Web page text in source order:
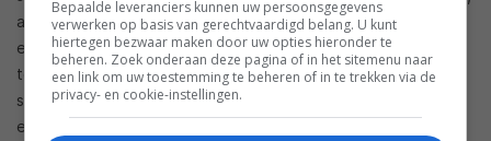
aangezien ze niet waterdicht zijn. Verder raadt Apple aan om
een droge doek te gebruiken in de meeste gevallen en om
tot slot géén bijtende stoffen te gebruiken (die je veelal in
schoonmaakproducten aantreft). Zorg er daarnaast voor dat
er geen vocht in één van de openingen terechtkomt,
Bepaalde leveranciers kunnen uw persoonsgegevens
verwerken op basis van gerechtvaardigd belang. U kunt
hiertegen bezwaar maken door uw opties hieronder te
beheren. Zoek onderaan deze pagina of in het sitemenu naar
een link om uw toestemming te beheren of in te trekken via de
privacy- en cookie-instellingen.